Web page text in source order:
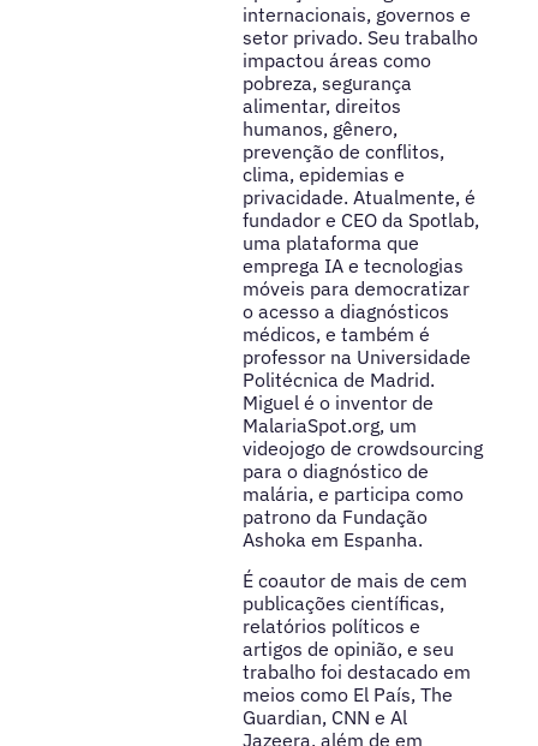
internacionais, governos e
setor privado. Seu trabalho
impactou áreas como
pobreza, segurança
alimentar, direitos
humanos, gênero,
prevenção de conflitos,
clima, epidemias e
privacidade. Atualmente, é
fundador e CEO da Spotlab,
uma plataforma que
emprega IA e tecnologias
móveis para democratizar
o acesso a diagnósticos
médicos, e também é
professor na Universidade
Politécnica de Madrid.
Miguel é o inventor de
MalariaSpot.org, um
videojogo de crowdsourcing
para o diagnóstico de
malária, e participa como
patrono da Fundação
Ashoka em Espanha.
É coautor de mais de cem
publicações científicas,
relatórios políticos e
artigos de opinião, e seu
trabalho foi destacado em
meios como El País, The
Guardian, CNN e Al
Jazeera, além de em